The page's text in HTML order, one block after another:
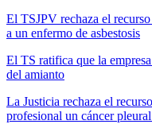
El TSJPV rechaza el
a un enfermo de asbestosis
El TS ratifica que la
del amianto
La Justicia rechaza el
profesional un cáncer